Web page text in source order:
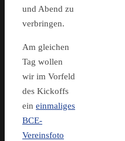
und Abend zu
verbringen.
Am gleichen
Tag wollen
wir im Vorfeld
des Kickoffs
ein einmaliges
BCE-
Vereinsfoto